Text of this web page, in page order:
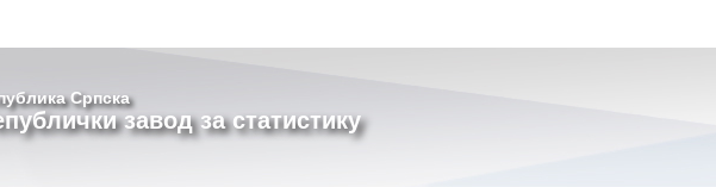
Српска
завод за статистику